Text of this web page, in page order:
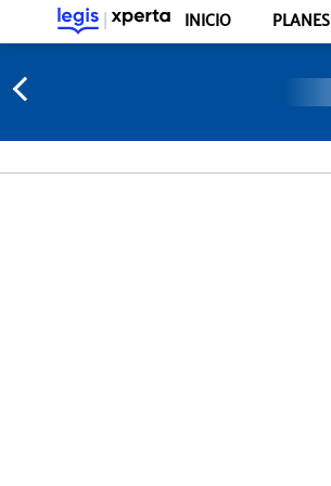
INICIO PLANES